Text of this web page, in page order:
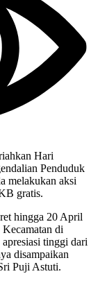
Hari
Penduduk
melakukan aksi
gratis.
hingga 20 April
di
tinggi dari
disampaikan
Puji Astuti.